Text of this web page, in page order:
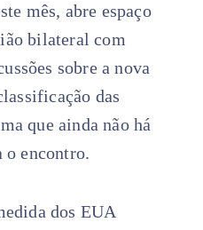
mês, abre espaço
bilateral com
sobre a nova
das
que ainda não há
o encontro.
dos EUA